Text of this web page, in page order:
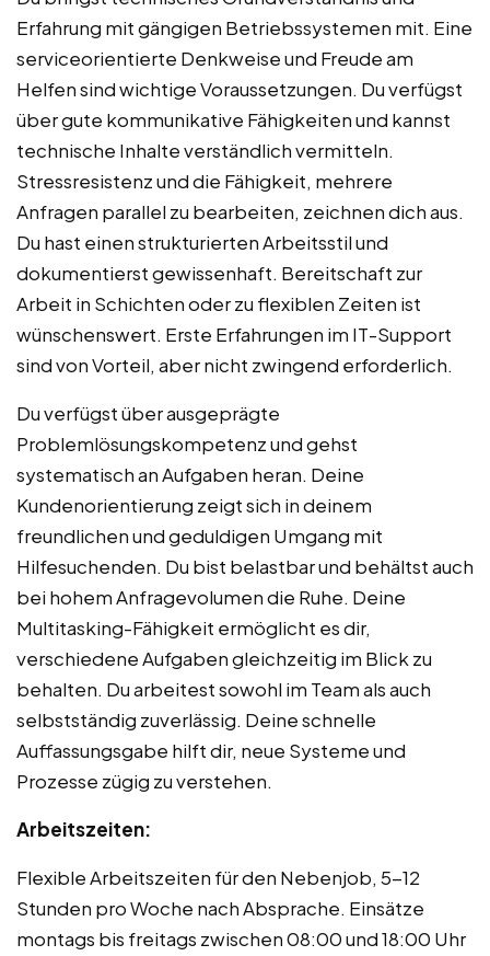
Erfahrung mit gängigen Betriebssystemen mit. Eine
serviceorientierte Denkweise und Freude am
Helfen sind wichtige Voraussetzungen. Du verfügst
über gute kommunikative Fähigkeiten und kannst
technische Inhalte verständlich vermitteln.
Stressresistenz und die Fähigkeit, mehrere
Anfragen parallel zu bearbeiten, zeichnen dich aus.
Du hast einen strukturierten Arbeitsstil und
dokumentierst gewissenhaft. Bereitschaft zur
Arbeit in Schichten oder zu flexiblen Zeiten ist
wünschenswert. Erste Erfahrungen im IT-Support
sind von Vorteil, aber nicht zwingend erforderlich.
Du verfügst über ausgeprägte
Problemlösungskompetenz und gehst
systematisch an Aufgaben heran. Deine
Kundenorientierung zeigt sich in deinem
freundlichen und geduldigen Umgang mit
Hilfesuchenden. Du bist belastbar und behältst auch
bei hohem Anfragevolumen die Ruhe. Deine
Multitasking-Fähigkeit ermöglicht es dir,
verschiedene Aufgaben gleichzeitig im Blick zu
behalten. Du arbeitest sowohl im Team als auch
selbstständig zuverlässig. Deine schnelle
Auffassungsgabe hilft dir, neue Systeme und
Prozesse zügig zu verstehen.
Arbeitszeiten:
Flexible Arbeitszeiten für den Nebenjob, 5-12
Stunden pro Woche nach Absprache. Einsätze
montags bis freitags zwischen 08:00 und 18:00 Uhr